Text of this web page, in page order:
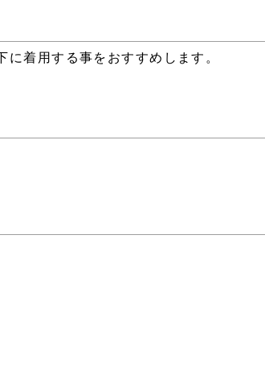
着用する事をおすすめします。